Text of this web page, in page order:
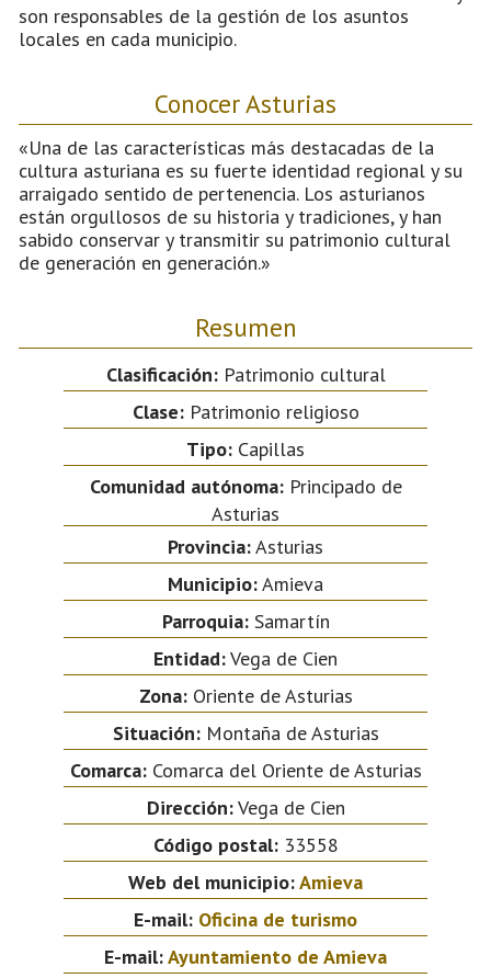
son responsables de la gestión de los asuntos
locales en cada municipio.
Conocer Asturias
«Una de las características más destacadas de la
cultura asturiana es su fuerte identidad regional y su
arraigado sentido de pertenencia. Los asturianos
están orgullosos de su historia y tradiciones, y han
sabido conservar y transmitir su patrimonio cultural
de generación en generación.»
Resumen
Clasificación:Patrimonio cultural
Clase:Patrimonio religioso
Tipo: Capillas
Comunidad autónoma:Principado de
Asturias
Provincia:Asturias
Municipio:Amieva
Parroquia:Samartín
Entidad:Vega de Cien
Zona:Oriente de Asturias
Situación:Montaña de Asturias
Comarca:Comarca del Oriente de Asturias
Dirección:Vega de Cien
Código postal:33558
Web del municipio:Amieva
E-mail: Oficina de turismo
E-mail:Ayuntamiento de Amieva